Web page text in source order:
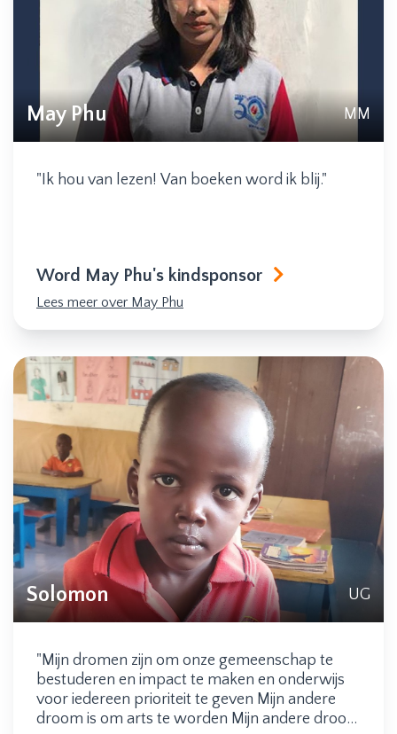
May Phu MM
"Ik hou van lezen! Van boeken word ik blij."
Word May Phu's kindsponsor
Lees meer over May Phu
Solomon UG
"Mijn dromen zijn om onze gemeenschap te
bestuderen en impact te maken en onderwijs
voor iedereen prioriteit te geven Mijn andere
droom is om arts te worden Mijn andere droom